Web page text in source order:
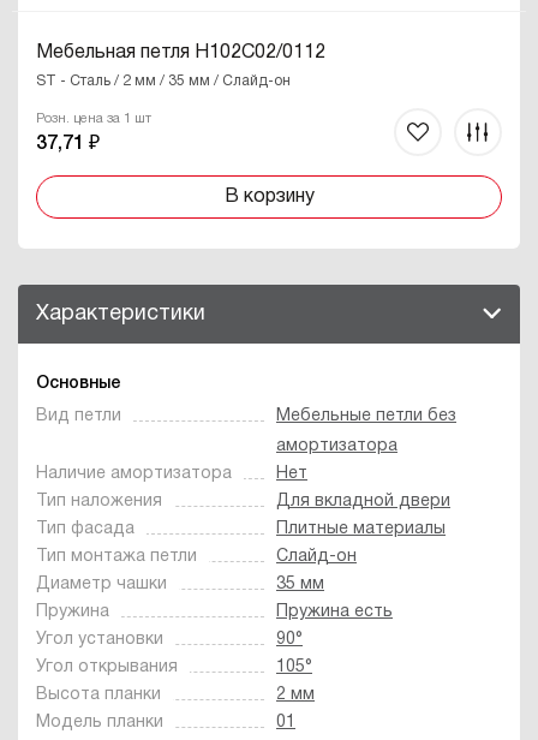
Мебельная петля H102C02/0112
ST - Сталь / 2 мм / 35 мм / Слайд-он
Розн. цена за 1 шт
37,71 ₽
В корзину
Характеристики
Основные
Вид петли
Мебельные петли без
амортизатора
Наличие амортизатора
Нет
Тип наложения
Для вкладной двери
Тип фасада
Плитные материалы
Тип монтажа петли
Слайд-он
Диаметр чашки
35 мм
Пружина
Пружина есть
Угол установки
90°
Угол открывания
105°
Высота планки
2 мм
Модель планки
01